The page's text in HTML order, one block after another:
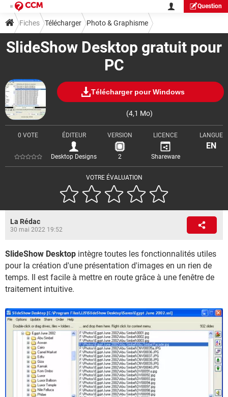
Question
SlideShow Desktop gratuit pour
PC
Télécharger pour Windows
(4,1 Mo)
VOTRE ÉVALUATION
0 VOTE ÉDITEUR
Desktop Designs
VERSION
2
LICENCE
Shareware
LANGUE
EN
Fiches Télécharger Photo & Graphisme
Visionnage & Diaporama
La Rédac
30 mai 2022 19:52
SlideShow Desktop intègre toutes les fonctionnalités utiles
pour la création d'une présentation d'images en un rien de
temps. Il est facile à mettre en route grâce à une fenêtre de
traitement intuitive.